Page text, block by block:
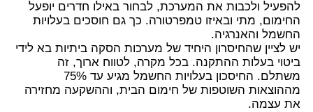
להפעיל ולכבות את המערכת, לבחור באילו חדרים יופעל
החימום, מתי ובאיזו טמפרטורה. כך גם חוסכים בעלויות
החשמל והאנרגיה.
יש לציין שהחיסרון היחיד של מערכות הסקה ביתיות בא לידי
ביטוי בעלות ההתקנה. בכל מקרה, לטווח ארוך, זה
משתלם. החיסכון בעלויות החשמל מגיע עד 75%
מההוצאות השוטפות של חימום הבית, וההשקעה מחזירה
את עצמה.